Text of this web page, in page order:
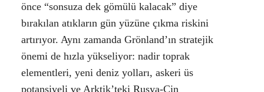
önce “sonsuza dek gömülü kalacak” diye
bırakılan atıkların gün yüzüne çıkma riskini
artırıyor. Aynı zamanda Grönland’ın stratejik
önemi de hızla yükseliyor: nadir toprak
elementleri, yeni deniz yolları, askeri üs
potansiyeli ve Arktik’teki Rusya-Çin